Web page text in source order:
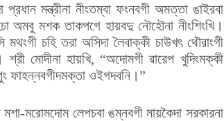
প্রধান মন্ত্রীনা নীংতম্বা ফংনবগী অমত্তা ঙাইরবা
অমবু মশক তাকপগে হায়বদু নৌহৌনা নীংশিংখি।
চহি তরা অসিদা লৈবাক্কী চাউখৎ থৌরাংগী
শ্রী মোদীনা হায়খি, “অদোমগী ৱারেপ খুদিংমক্কী
ফাহন্নবগীদমক্তা ওইগদবনি।”
মরোমদোম লেপচবা ঙম্নবগী মায়কৈদা সরকারনা